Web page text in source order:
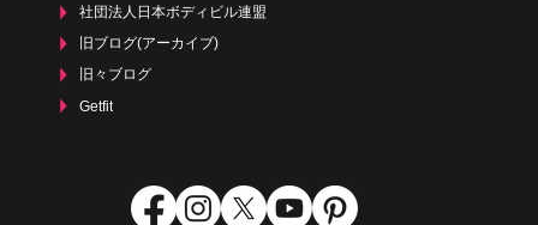
Getfit
旧々ブログ
旧ブログ(アーカイブ)
社団法人日本ボディビル連盟